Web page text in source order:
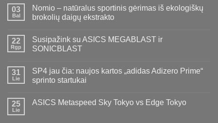
03
Bal
Nomio – natūralus sportinis gėrimas iš ekologiškų
brokolių daigų ekstrakto
22
Rgp
Susipažink su ASICS MEGABLAST ir
SONICBLAST
31
Lie
SP4 jau čia: naujos kartos „adidas Adizero Prime“
sprinto startukai
25
Lie
ASICS Metaspeed Sky Tokyo vs Edge Tokyo